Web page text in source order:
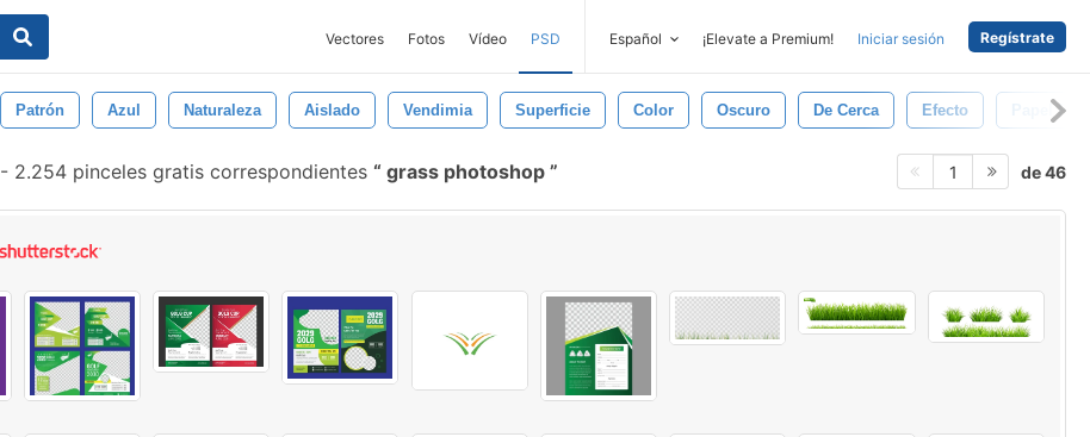
Vectores Fotos Vídeo PSD Español ¡Elevate a Premium! Iniciar sesión Regístrate
Patrón Azul Naturaleza Aislado Vendimia Superficie Color Oscuro De Cerca Efecto Papel
- 2.254 pinceles gratis correspondientes grass photoshop 1 de 46